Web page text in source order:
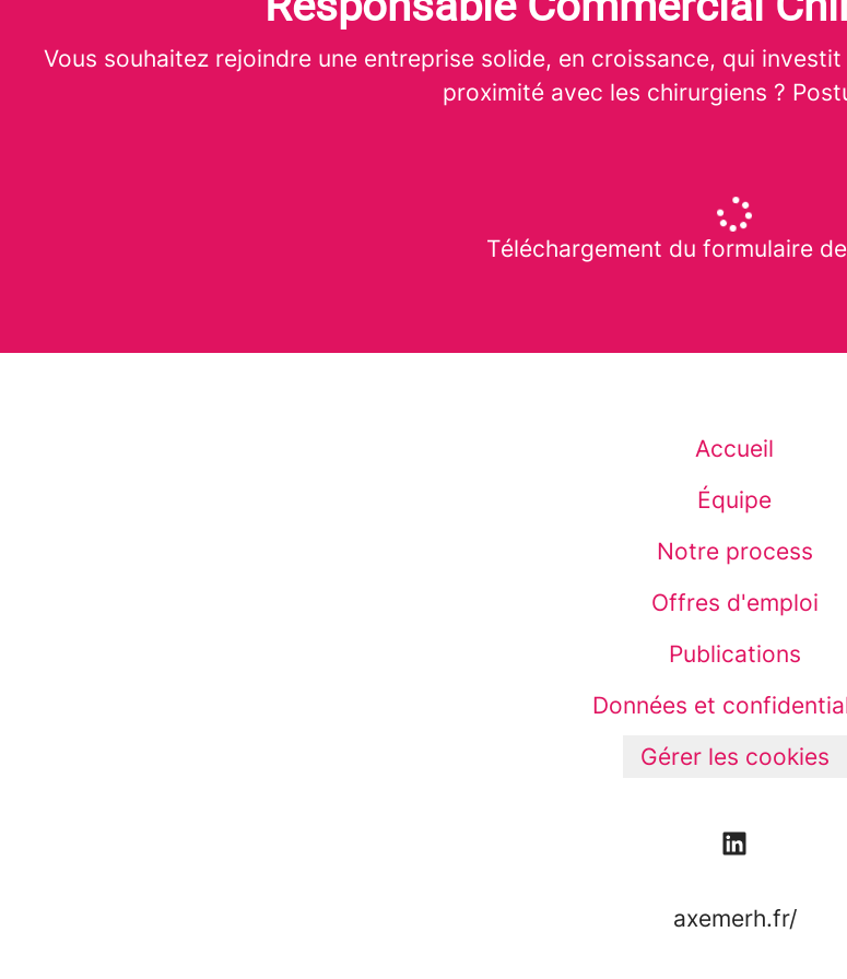
Vous souhaitez rejoindre une entreprise solide, en croissance, qui
proximité avec les chirurgiens ?
Téléchargement du formulaire
Accueil
Équipe
Notre process
Offres d'emploi
Publications
Données et
Gérer les cookies
axemerh.fr/